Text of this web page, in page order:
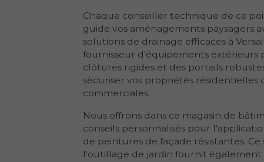
Chaque conseiller technique de ce
guide vos aménagements paysagers
solutions de drainage efficaces à
fournisseur d'équipements extérieurs
clôtures rigides et des portails
sécuriser vos propriétés résidentielles
commerciales.
Nous offrons dans ce magasin de
conseils personnalisés pour
de peintures de façade résistantes. Ce
l'outillage de jardin fournit également